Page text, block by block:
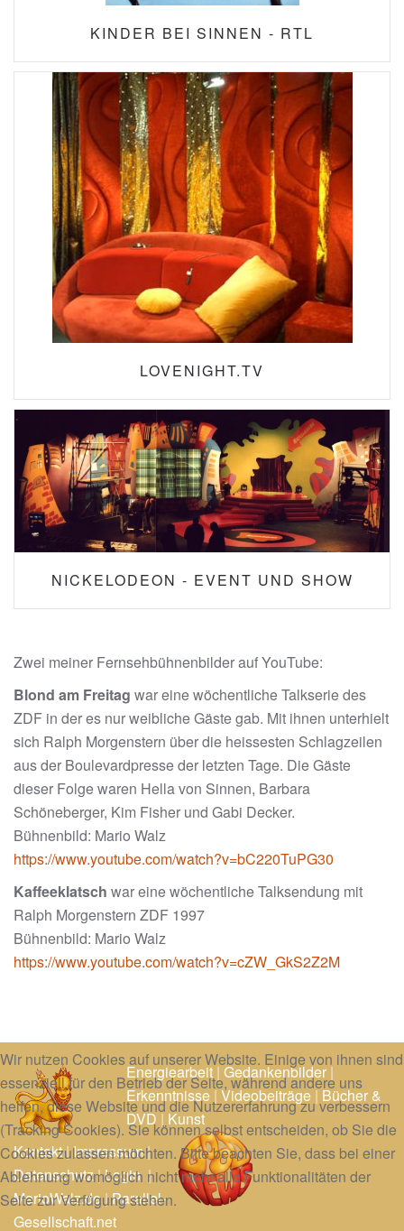
KINDER BEI SINNEN - RTL
LOVENIGHT.TV
NICKELODEON - EVENT UND SHOW
Zwei meiner Fernsehbühnenbilder auf YouTube:
Blond am Freitag war eine wöchentliche Talkserie des
ZDF in der es nur weibliche Gäste gab. Mit ihnen unterhielt
sich Ralph Morgenstern über die heissesten Schlagzeilen
aus der Boulevardpresse der letzten Tage. Die Gäste
dieser Folge waren Hella von Sinnen, Barbara
Schöneberger, Kim Fisher und Gabi Decker.
Bühnenbild: Mario Walz
https://www.youtube.com/watch?v=bC220TuPG30
Kaffeeklatsch war eine wöchentliche Talksendung mit
Ralph Morgenstern ZDF 1997
Bühnenbild: Mario Walz
https://www.youtube.com/watch?v=cZW_GkS2Z2M
Energiearbeit|Gedankenbilder|
Erkenntnisse|Videobeiträge|Bücher &
DVD|Kunst
Kontakt|Impressum|
Datenschutz|Login|
MarioWalz.de|Parallel-
Gesellschaft.net
Wir nutzen Cookies auf unserer Website. Einige von ihnen sind
essenziell für den Betrieb der Seite, während andere uns
helfen, diese Website und die Nutzererfahrung zu verbessern
(Tracking Cookies). Sie können selbst entscheiden, ob Sie die
Cookies zulassen möchten. Bitte beachten Sie, dass bei einer
Ablehnung womöglich nicht mehr alle Funktionalitäten der
Seite zur Verfügung stehen.